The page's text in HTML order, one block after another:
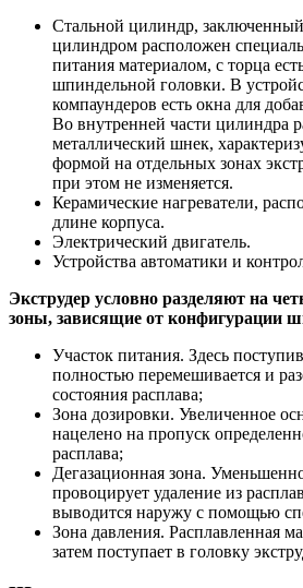
Стальной цилиндр,
цилиндром расположен
питания материалом, с торца
шпиндельной головки. В
компаундеров есть окна для
Во внутренней части цилиндра
металлический шнек,
формой на отдельных зонах
при этом не изменяется.
Керамические нагреватели,
длине корпуса.
Электрический двигатель.
Устройства автоматики и
Экструдер условно разделяют на
зоны, зависящие от конфигурации
Участок питания. Здесь
полностью перемешивается и
состояния расплава;
Зона дозировки. Увеличенное
нацелено на пропуск
расплава;
Дегазационная зона.
провоцирует удаление из
выводится наружу с помощью
Зона давления. Расплавленная
затем поступает в головку